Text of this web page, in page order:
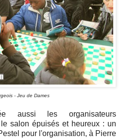
- Jeu de Dames
aussi les organisateurs
salon épuisés et heureux : un
pour l'organisation, à Pierre